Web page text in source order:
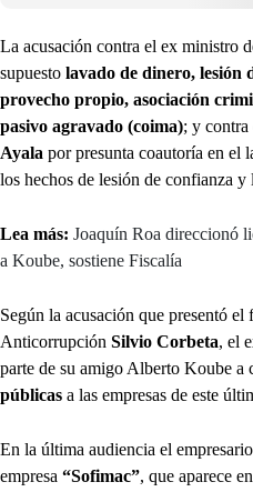
La acusación contra el ex ministro
supuesto lavado de dinero, lesión
provecho propio, asociación
pasivo agravado (coima); y contra
Ayala por presunta coautoría en el
los hechos de lesión de confianza y
Lea más: Joaquín Roa direccionó
a Koube, sostiene Fiscalía
Según la acusación que presentó
Anticorrupción Silvio Corbeta, el
parte de su amigo Alberto Koube a
públicas a las empresas de este
En la última audiencia el empresario
empresa “Sofimac”, que aparece